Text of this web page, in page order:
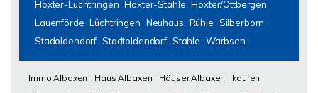
Höxter-Lüchtringen Höxter-Stahle Höxter/Ottbergen
Lauenförde Lüchtringen Neuhaus Rühle Silberborn
Stadoldendorf Stadtoldendorf Stahle Warbsen
Immo Albaxen Haus Albaxen Häuser Albaxen
kaufen